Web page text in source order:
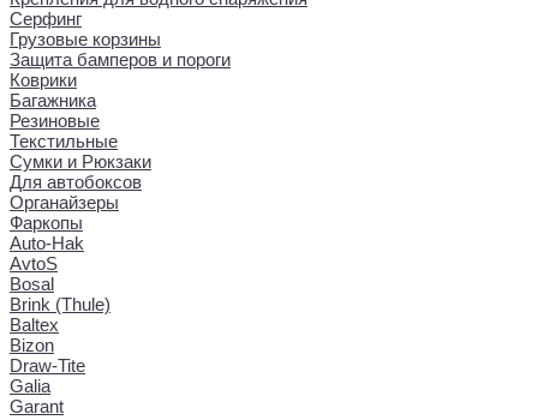
Серфинг
Грузовые корзины
Защита бамперов и пороги
Коврики
Багажника
Резиновые
Текстильные
Сумки и Рюкзаки
Для автобоксов
Органайзеры
Фаркопы
Auto-Hak
AvtoS
Bosal
Brink (Thule)
Baltex
Bizon
Draw-Tite
Galia
Garant